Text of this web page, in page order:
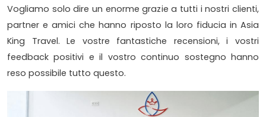
Vogliamo solo dire un enorme grazie a tutti i nostri clienti,
partner e amici che hanno riposto la loro fiducia in Asia
King Travel. Le vostre fantastiche recensioni, i vostri
feedback positivi e il vostro continuo sostegno hanno
reso possibile tutto questo.